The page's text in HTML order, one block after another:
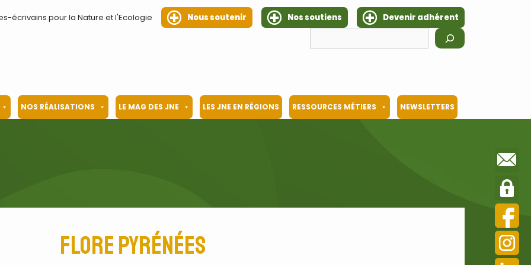
écrivains pour la Nature et l'Ecologie Nous soutenir Nos soutiens
Devenir adhérent
NOS RÉALISATIONS LE MAG DES JNE LES JNE EN RÉGIONS RESSOURCES MÉTIERS NEWSLETTERS
flore Pyrénées